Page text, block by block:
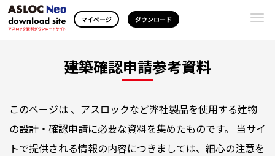
マイページ ダウンロード
建築確認申請参考資料
このページは 、アスロックなど弊社製品を使用する建物
の設計・確認申請に必要な資料を集めたものです。 当サイ
トで提供される情報の内容につきましては、細心の注意を